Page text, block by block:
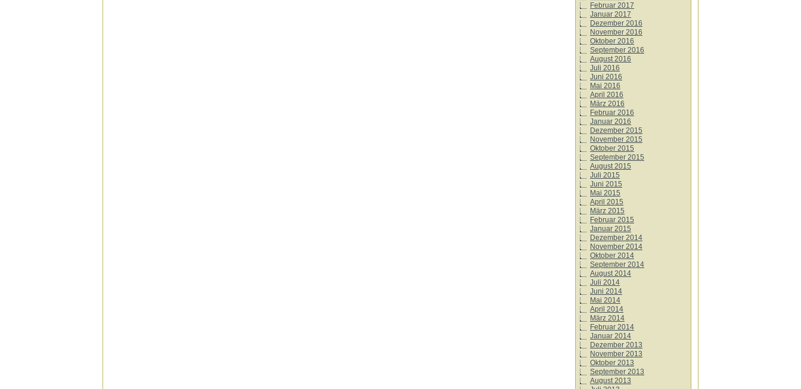
Februar 2017
Januar 2017
Dezember 2016
November 2016
Oktober 2016
September 2016
August 2016
Juli 2016
Juni 2016
Mai 2016
April 2016
März 2016
Februar 2016
Januar 2016
Dezember 2015
November 2015
Oktober 2015
September 2015
August 2015
Juli 2015
Juni 2015
Mai 2015
April 2015
März 2015
Februar 2015
Januar 2015
Dezember 2014
November 2014
Oktober 2014
September 2014
August 2014
Juli 2014
Juni 2014
Mai 2014
April 2014
März 2014
Februar 2014
Januar 2014
Dezember 2013
November 2013
Oktober 2013
September 2013
August 2013